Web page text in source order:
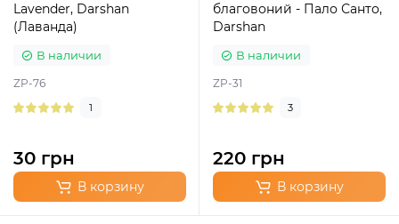
Lavender, Darshan
(Лаванда)
В наличии
ZP-76
1
30 грн
В корзину
благовоний - Пало Санто,
Darshan
В наличии
ZP-31
3
220 грн
В корзину